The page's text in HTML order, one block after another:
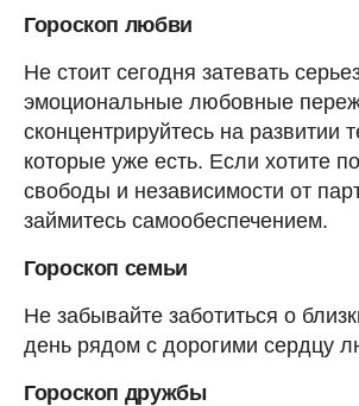
Гороскоп любви
Не стоит сегодня затевать
эмоциональные любовные
сконцентрируйтесь на развитии
которые уже есть. Если хотите
свободы и независимости от
займитесь самообеспечением.
Гороскоп семьи
Не забывайте заботиться о
день рядом с дорогими сердцу
Гороскоп дружбы